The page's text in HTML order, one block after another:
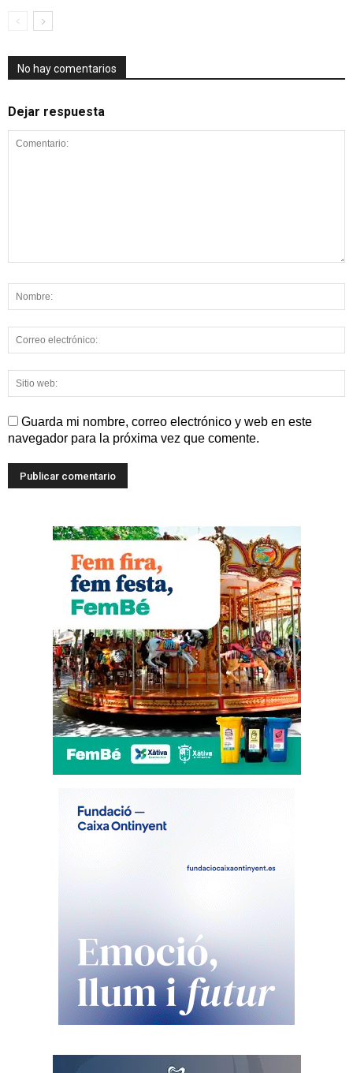
No hay comentarios
Dejar respuesta
Guarda mi nombre, correo electrónico y web en este
navegador para la próxima vez que comente.